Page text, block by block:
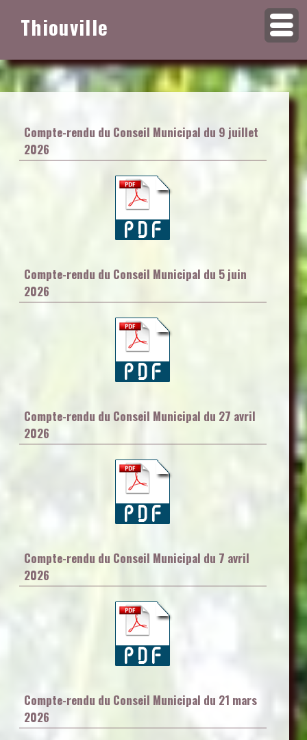
Thiouville
Compte-rendu du Conseil Municipal du 9 juillet
2026
Compte-rendu du Conseil Municipal du 5 juin
2026
Compte-rendu du Conseil Municipal du 27 avril
2026
Compte-rendu du Conseil Municipal du 7 avril
2026
Compte-rendu du Conseil Municipal du 21 mars
2026